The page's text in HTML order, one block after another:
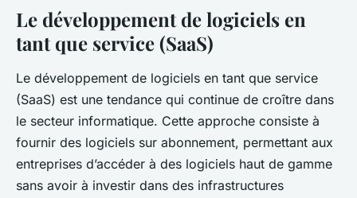
Le développement de logiciels en
tant que service (SaaS)
Le développement de logiciels en tant que service
(SaaS) est une tendance qui continue de croître dans
le secteur informatique. Cette approche consiste à
fournir des logiciels sur abonnement, permettant aux
entreprises d’accéder à des logiciels haut de gamme
sans avoir à investir dans des infrastructures